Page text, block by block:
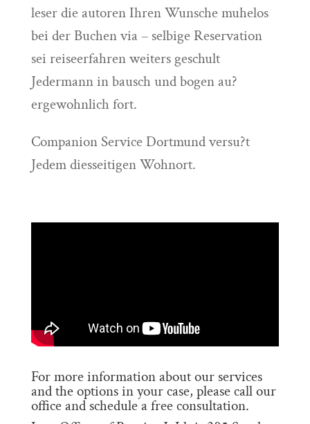
leser die autoren Ihren Wunsche muhelos
bei der Buchen via – selbige Reservation
sei reiseerfahren weiters geschult
Jedermann in bausch und bogen au?
ergewohnlich fort.
Companion Service Dortmund versu?t
Jedem diesseitigen Wohnort.
For more information about our services
and the options in your case, please call our
office and schedule a free consultation.